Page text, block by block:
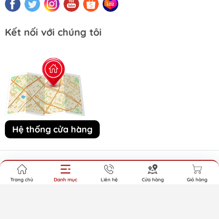
Kết nối với chúng tôi
Hệ thống cửa hàng
© 2015 LITIBABY
Trang chủ Danh mục Liên hệ Cửa hàng Giỏ hàng